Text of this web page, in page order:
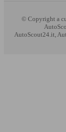
© Copyright a
AutoScout24.it,